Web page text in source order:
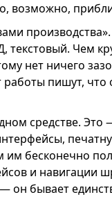
возможно,
текстовый. Чем
нет ничего
работы пишут,
средстве.
бесконечно
и навигации
он бывает